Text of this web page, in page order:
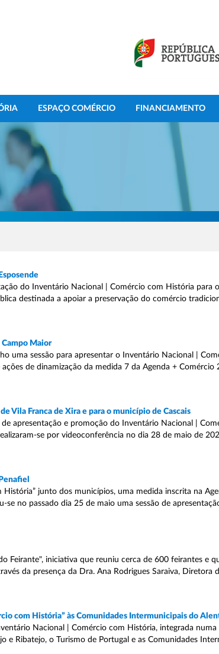
ESPAÇO COMÉRCIO FINANCIAMENTO
do Inventário Nacional | Comércio com História para
destinada a apoiar a preservação do comércio
Campo Maior
uma sessão para apresentar o Inventário Nacional |
de dinamização da medida 7 da Agenda + Comércio
Vila Franca de Xira e para o município de Cascais
apresentação e promoção do Inventário Nacional |
se por videoconferência no dia 28 de maio de
junto dos municípios, uma medida inscrita na
no passado dia 25 de maio uma sessão de
Feirante", iniciativa que reuniu cerca de 600 feirantes e
da presença da Dra. Ana Rodrigues Saraiva, Diretora
com História” às Comunidades Intermunicipais do
Nacional | Comércio com História, integrada
e Ribatejo, o Turismo de Portugal e as Comunidades